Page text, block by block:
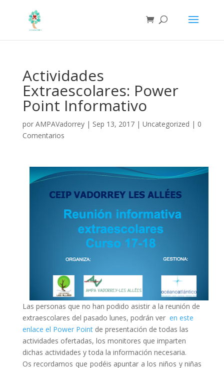
Actividades
Extraescolares: Power
Point Informativo
por AMPAVadorrey| Sep 13, 2017| Uncategorized | 0
Comentarios
Las personas que no han podido asistir a la reunión de
extraescolares del pasado lunes, podrán ver en este
enlace el Power Point de presentación de todas las
actividades ofertadas, los monitores que imparten
dichas actividades y toda la información necesaria.
Os recordamos que podéis apuntar a los niños y niñas